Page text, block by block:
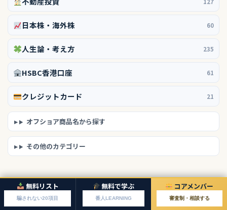
日本株・海外株 60
人生論・考え方 235
HSBC香港口座 61
クレジットカード 21
オフショア商品名から探す
その他のカテゴリー
無料リスト
騙されない20項目
無料で学ぶ
番人LEARNING
コアメンバー
審査制・相談する